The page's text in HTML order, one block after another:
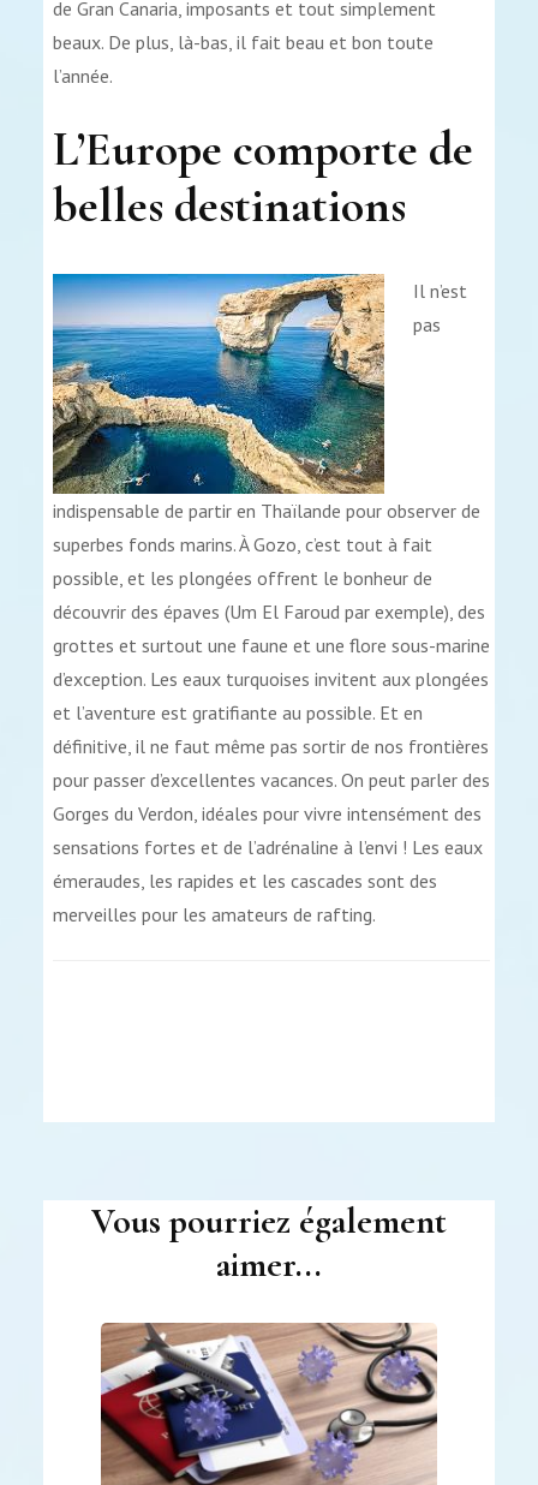
de Gran Canaria, imposants et tout simplement
beaux. De plus, là-bas, il fait beau et bon toute
l’année.
L’Europe comporte de
belles destinations
Il n’est
pas
indispensable de partir en Thaïlande pour observer de
superbes fonds marins. À Gozo, c’est tout à fait
possible, et les plongées offrent le bonheur de
découvrir des épaves (Um El Faroud par exemple), des
grottes et surtout une faune et une flore sous-marine
d’exception. Les eaux turquoises invitent aux plongées
et l’aventure est gratifiante au possible. Et en
définitive, il ne faut même pas sortir de nos frontières
pour passer d’excellentes vacances. On peut parler des
Gorges du Verdon, idéales pour vivre intensément des
sensations fortes et de l’adrénaline à l’envi ! Les eaux
émeraudes, les rapides et les cascades sont des
merveilles pour les amateurs de rafting.
Vous pourriez également
aimer...